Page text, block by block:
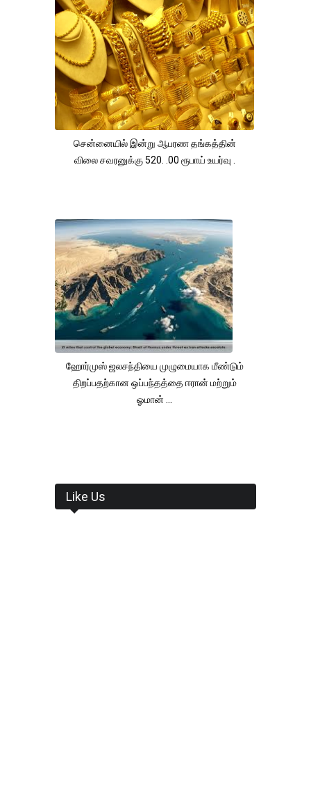
சென்னையில் இன்று ஆபரண தங்கத்தின்
விலை சவரனுக்கு 520. .00 ரூபாய் உயர்வு .
ஹோர்முஸ் ஜலசந்தியை முழுமையாக மீண்டும்
திறப்பதற்கான ஒப்பந்தத்தை ஈரான் மற்றும்
ஓமான் ...
Like Us